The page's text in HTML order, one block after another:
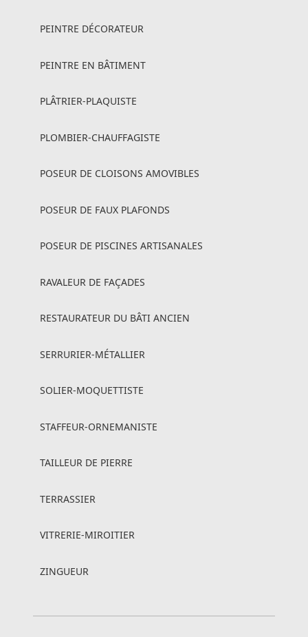
PEINTRE DÉCORATEUR
PEINTRE EN BÂTIMENT
PLÂTRIER-PLAQUISTE
PLOMBIER-CHAUFFAGISTE
POSEUR DE CLOISONS AMOVIBLES
POSEUR DE FAUX PLAFONDS
POSEUR DE PISCINES ARTISANALES
RAVALEUR DE FAÇADES
RESTAURATEUR DU BÂTI ANCIEN
SERRURIER-MÉTALLIER
SOLIER-MOQUETTISTE
STAFFEUR-ORNEMANISTE
TAILLEUR DE PIERRE
TERRASSIER
VITRERIE-MIROITIER
ZINGUEUR